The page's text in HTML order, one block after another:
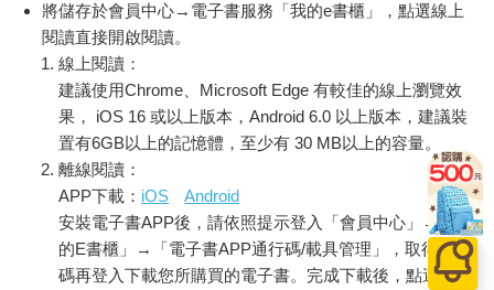
將儲存於會員中心→電子書服務「我的e書櫃」，點選線上
閱讀直接開啟閱讀。
線上閱讀：
建議使用Chrome、Microsoft Edge 有較佳的線上瀏覽效
果， iOS 16 或以上版本，Android 6.0 以上版本，建議裝
置有6GB以上的記憶體，至少有 30 MB以上的容量。
離線閱讀：
APP下載： iOS
Android
安裝電子書APP後，請依照提示登入「會員中心」→「我
的E書櫃」→「電子書APP通行碼/載具管理」，取得通行
碼再登入下載您所購買的電子書。完成下載後，點選任一